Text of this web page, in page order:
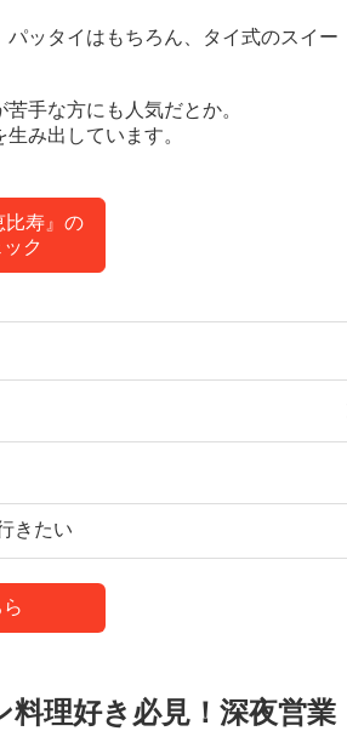
ッタイはもちろん、タイ式のスイー
手な方にも人気だとか。
み出しています。
比寿』の
ク
きたい
理好き必見！深夜営業